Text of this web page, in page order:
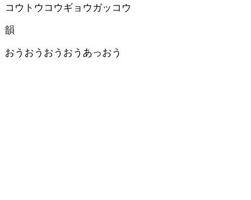
コウトウコウギョウガッコウ
韻
おうおうおうおうあっおう